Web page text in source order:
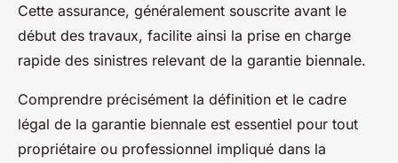
Cette assurance, généralement souscrite avant le
début des travaux, facilite ainsi la prise en charge
rapide des sinistres relevant de la garantie biennale.
Comprendre précisément la définition et le cadre
légal de la garantie biennale est essentiel pour tout
propriétaire ou professionnel impliqué dans la